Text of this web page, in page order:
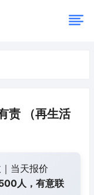
责 （再生活
当天报价
人，有意联